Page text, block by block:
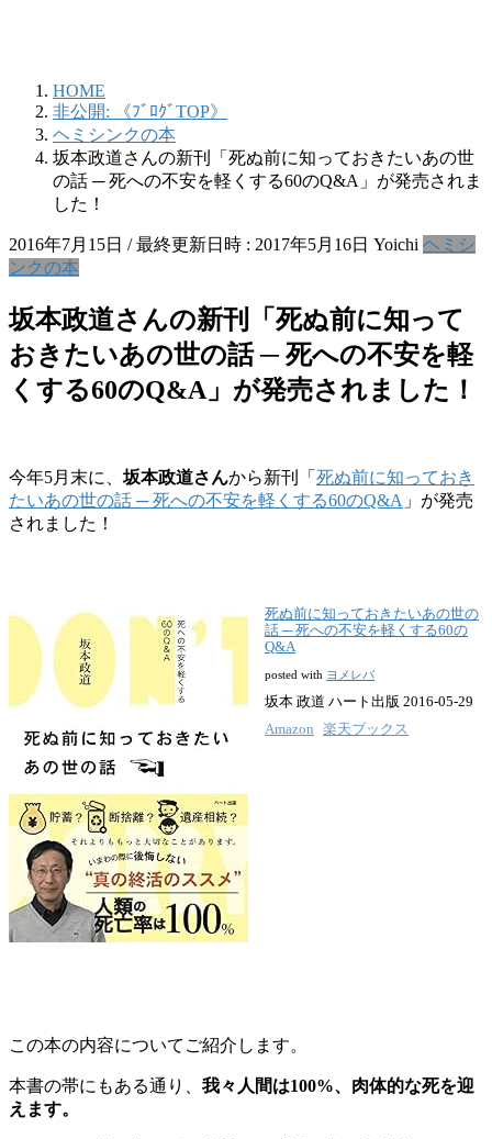
HOME
非公開: 《ﾌﾞﾛｸﾞTOP》
ヘミシンクの本
坂本政道さんの新刊「死ぬ前に知っておきたいあの世
の話 ─ 死への不安を軽くする60のQ&A」が発売されま
した！
2016年7月15日 / 最終更新日時 : 2017年5月16日 Yoichi ヘミシ
ンクの本
坂本政道さんの新刊「死ぬ前に知って
おきたいあの世の話 ─ 死への不安を軽
くする60のQ&A」が発売されました！
今年5月末に、 坂本政道さんから新刊「 死ぬ前に知っておき
たいあの世の話 ─ 死への不安を軽くする60のQ&A 」が発売
されました！
死ぬ前に知っておきたいあの世の
話 ─ 死への不安を軽くする60の
Q&A
posted with ヨメレバ
坂本 政道 ハート出版 2016-05-29
Amazon 楽天ブックス
この本の内容についてご紹介します。
本書の帯にもある通り、 我々人間は100%、肉体的な死を迎
えます。